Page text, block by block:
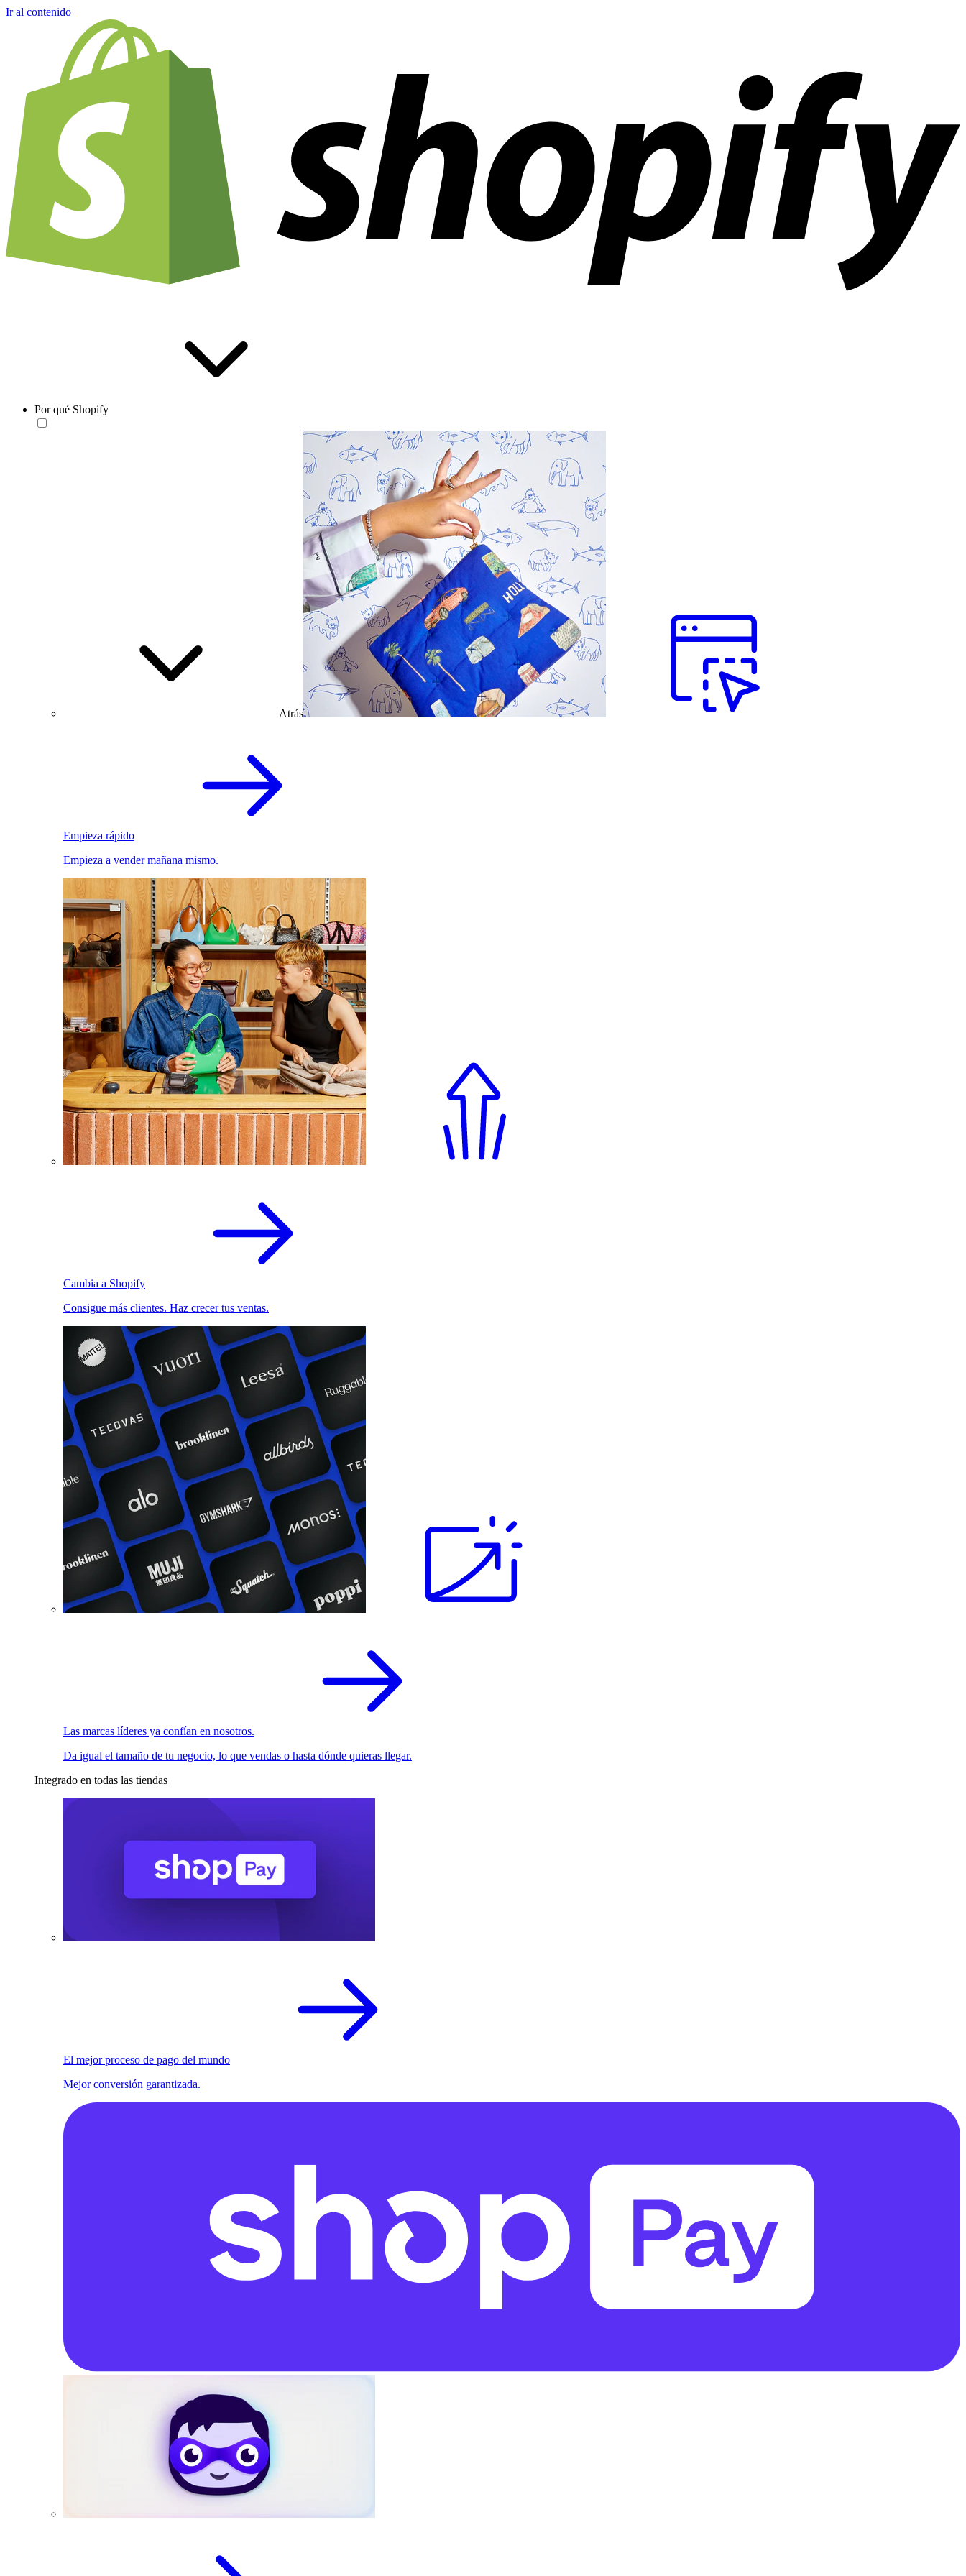
Ir al contenido
Por qué Shopify
Atrás
Empieza rápido
Empieza a vender mañana mismo.
Cambia a Shopify
Consigue más clientes. Haz crecer tus ventas.
Las marcas líderes ya confían en nosotros.
Da igual el tamaño de tu negocio, lo que vendas o hasta dónde quieras llegar.
Integrado en todas las tiendas
El mejor proceso de pago del mundo
Mejor conversión garantizada.